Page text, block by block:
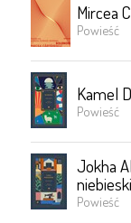
Mircea
Powieść
Kamel
Powieść
Jokha
Powieść